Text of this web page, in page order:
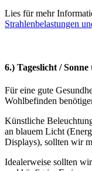
Lies für mehr
Strahlenbelastungen
6.) Tageslicht / Sonne
Für eine gute
Wohlbefinden
Künstliche
an blauem Licht
Displays), sollten wir
Idealerweise sollten